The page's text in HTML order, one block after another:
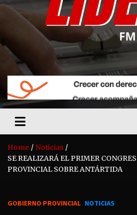
FM LIDER 104.1
Home
Noticias
SE REALIZARÁ EL PRIMER
PROVINCIAL SOBRE ANTÁRTIDA
GOBIERNO PROVINCIAL NOTICIAS